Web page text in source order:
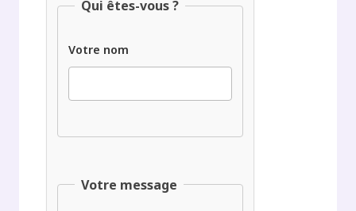
Qui êtes-vous ?
Votre nom
Votre message